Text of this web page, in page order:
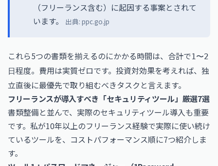
（フリーランス含む）に起因する事案とされて
います。
出典: ppc.go.jp
これら5つの書類を揃えるのにかかる時間は、合計で1〜2
日程度。費用は実質ゼロです。投資対効果を考えれば、独
立直後に最優先で取り組むべきタスクと言えます。
フリーランスが導入すべき「セキュリティツール」厳選7選
書類整備と並んで、実際のセキュリティツール導入も重要
です。私が10年以上のフリーランス経験で実際に使い続け
ているツールを、コストパフォーマンス順に7つ紹介しま
す。